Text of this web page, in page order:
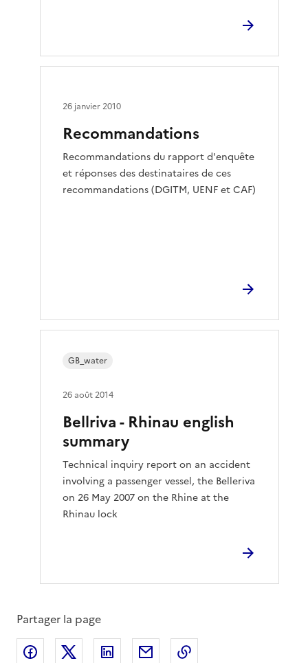
Recommandations
Recommandations du rapport d'enquête
et réponses des destinataires de ces
recommandations (DGITM, UENF et CAF)
26 janvier 2010
Bellriva - Rhinau english
summary
Technical inquiry report on an accident
involving a passenger vessel, the Belleriva
on 26 May 2007 on the Rhine at the
Rhinau lock
GB_water
26 août 2014
Partager la page
Partager sur Facebook
Partager sur XPartager sur LinkedIn
Partager par email